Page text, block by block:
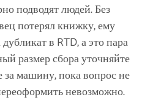
подводят людей. Без
потерял книжку, ему
в RTD, а это пара
размер сбора уточняйте
за машину, пока вопрос не
невозможно.